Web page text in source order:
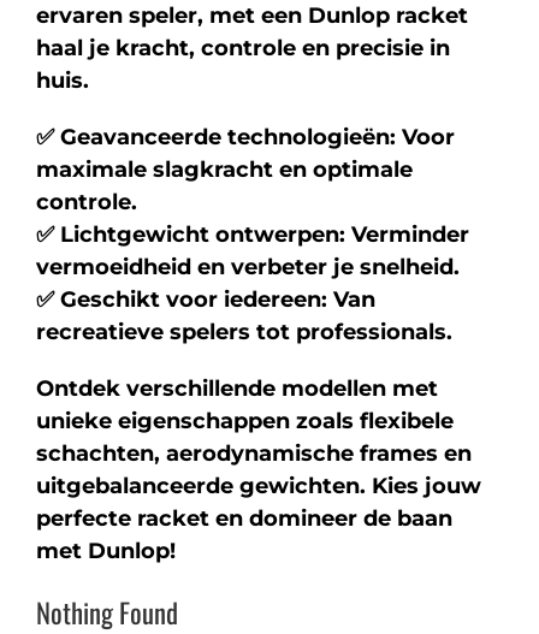
ervaren speler, met een Dunlop racket
haal je kracht, controle en precisie in
huis.
✅ Geavanceerde technologieën: Voor
maximale slagkracht en optimale
controle.
✅ Lichtgewicht ontwerpen: Verminder
vermoeidheid en verbeter je snelheid.
✅ Geschikt voor iedereen: Van
recreatieve spelers tot professionals.
Ontdek verschillende modellen met
unieke eigenschappen zoals flexibele
schachten, aerodynamische frames en
uitgebalanceerde gewichten. Kies jouw
perfecte racket en domineer de baan
met Dunlop!
Nothing Found